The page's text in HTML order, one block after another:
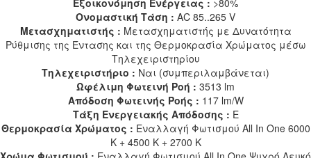
Ονομαστική Τάση : AC 85..265 V
Μετασχηματιστής : Μετασχηματιστής με Δυνατότητα
Ρύθμισης της Έντασης και της Θερμοκρασία Χρώματος μέσω
Τηλεχειριστηρίου
Τηλεχειριστήριο : Ναι (συμπεριλαμβάνεται)
Ωφέλιμη Φωτεινή Ροή : 3513 lm
Απόδοση Φωτεινής Ροής : 117 lm/W
Τάξη Ενεργειακής Απόδοσης : E
Θερμοκρασία Χρώματος : Εναλλαγή Φωτισμού All In One 6000
K + 4500 K + 2700 K